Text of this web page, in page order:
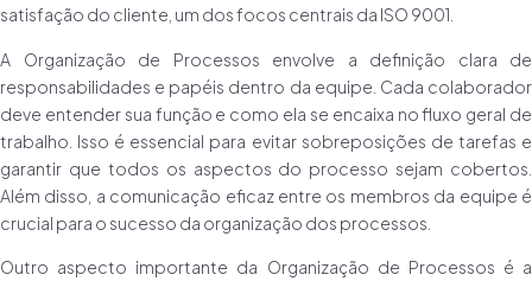
satisfação do cliente, um dos focos centrais da ISO 9001.
A Organização de Processos envolve a definição clara de
responsabilidades e papéis dentro da equipe. Cada colaborador
deve entender sua função e como ela se encaixa no fluxo geral de
trabalho. Isso é essencial para evitar sobreposições de tarefas e
garantir que todos os aspectos do processo sejam cobertos.
Além disso, a comunicação eficaz entre os membros da equipe é
crucial para o sucesso da organização dos processos.
Outro aspecto importante da Organização de Processos é a